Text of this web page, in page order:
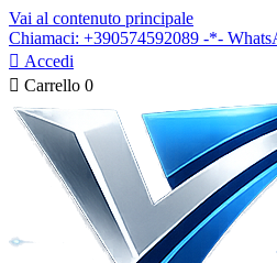
Vai al contenuto principale
Chiamaci: +390574592089 -*-
 Accedi
 Carrello 0